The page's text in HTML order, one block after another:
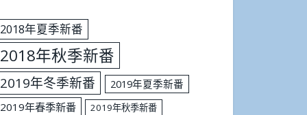
2018年夏季新番
2018年秋季新番
2019年冬季新番
2019年夏季新番
2019年春季新番
2019年秋季新番